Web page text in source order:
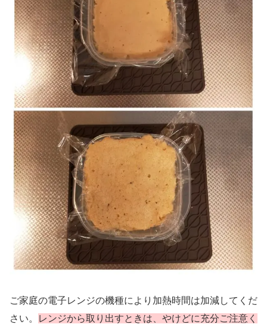
ご家庭の電子レンジの機種により加熱時間は加減してくだ
さい。
レンジから取り出すときは、やけどに充分ご注意く